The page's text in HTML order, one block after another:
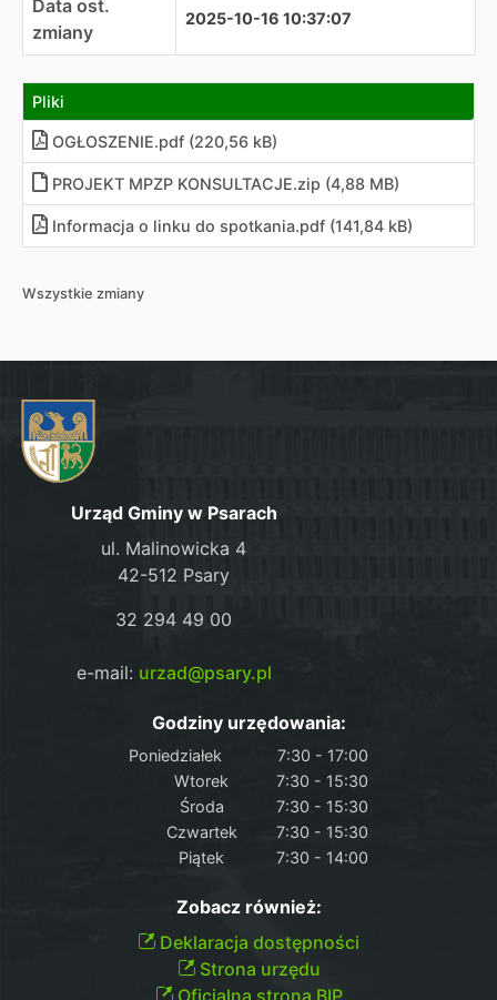
Data ost.
zmiany
2025-10-16 10:37:07
Pliki
OGŁOSZENIE.pdf (220,56 kB)
PROJEKT MPZP KONSULTACJE.zip (4,88 MB)
Informacja o linku do spotkania.pdf (141,84 kB)
Wszystkie zmiany
Urząd Gminy w Psarach
ul. Malinowicka 4
42-512 Psary
32 294 49 00
e-mail: urzad@psary.pl
Godziny urzędowania:
Poniedziałek
7:30 - 17:00
Wtorek
7:30 - 15:30
Środa
7:30 - 15:30
Czwartek
7:30 - 15:30
Piątek
7:30 - 14:00
Zobacz również:
Deklaracja dostępności
Strona urzędu
Oficjalna strona BIP